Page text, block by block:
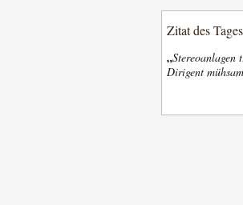
Zitat des Tages
„Stereoanlagen
Dirigent